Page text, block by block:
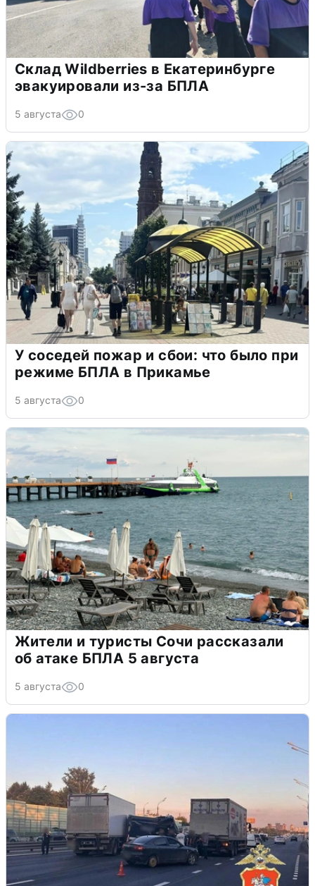
Склад Wildberries в Екатеринбурге
эвакуировали из-за БПЛА
5 августа 0
У соседей пожар и сбои: что было при
режиме БПЛА в Прикамье
5 августа 0
Жители и туристы Сочи рассказали
об атаке БПЛА 5 августа
5 августа 0